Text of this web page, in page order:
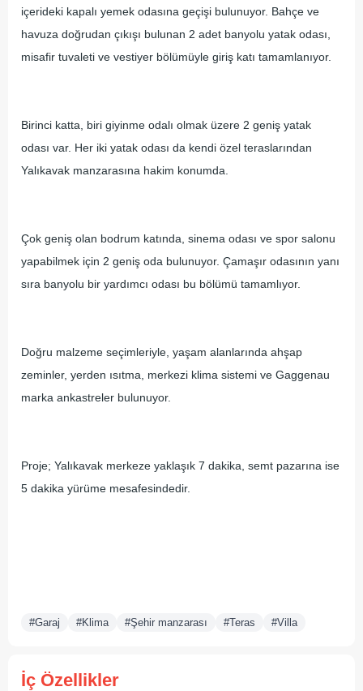
içerideki kapalı yemek odasına geçişi bulunuyor. Bahçe ve
havuza doğrudan çıkışı bulunan 2 adet banyolu yatak odası,
misafir tuvaleti ve vestiyer bölümüyle giriş katı tamamlanıyor.
Birinci katta, biri giyinme odalı olmak üzere 2 geniş yatak
odası var. Her iki yatak odası da kendi özel teraslarından
Yalıkavak manzarasına hakim konumda.
Çok geniş olan bodrum katında, sinema odası ve spor salonu
yapabilmek için 2 geniş oda bulunuyor. Çamaşır odasının yanı
sıra banyolu bir yardımcı odası bu bölümü tamamlıyor.
Doğru malzeme seçimleriyle, yaşam alanlarında ahşap
zeminler, yerden ısıtma, merkezi klima sistemi ve Gaggenau
marka ankastreler bulunuyor.
Proje; Yalıkavak merkeze yaklaşık 7 dakika, semt pazarına ise
5 dakika yürüme mesafesindedir.
#Garaj #Klima #Şehir manzarası #Teras #Villa
İç Özellikler